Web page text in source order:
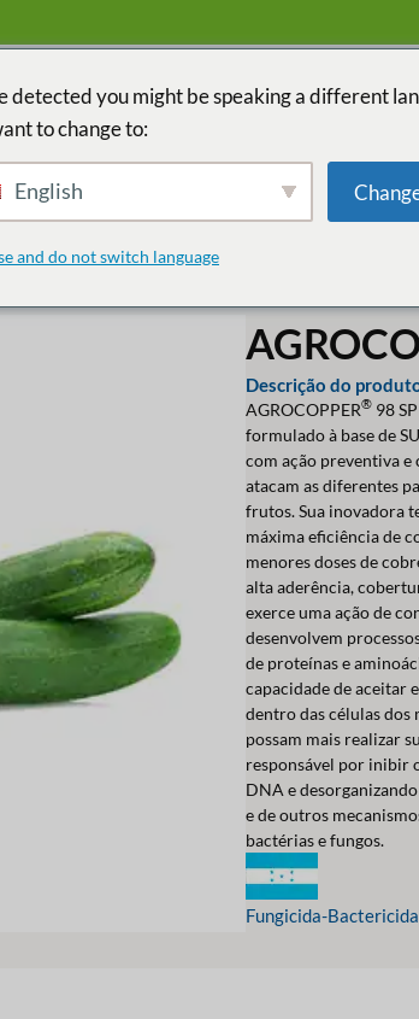
Descrição do
AGROCOPPER® 98
formulado à base de
com ação preventiva e
atacam as diferentes
frutos. Sua inovadora
máxima eficiência de
menores doses de
alta aderência,
exerce uma ação de
desenvolvem
de proteínas e
capacidade de aceitar
dentro das células dos
possam mais realizar
responsável por inibir
DNA e
e de outros
bactérias e fungos.
Fungicida-Bactericida
detected you might be speaking a different
to change to:
English
and do not switch language